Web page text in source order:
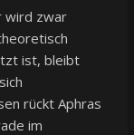
wird zwar
ist, bleibt
rückt Aphras
im